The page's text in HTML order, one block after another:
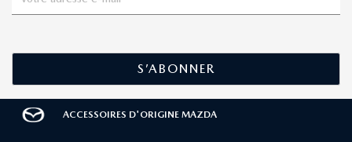
ACCESSOIRES D'ORIGINE MAZDA